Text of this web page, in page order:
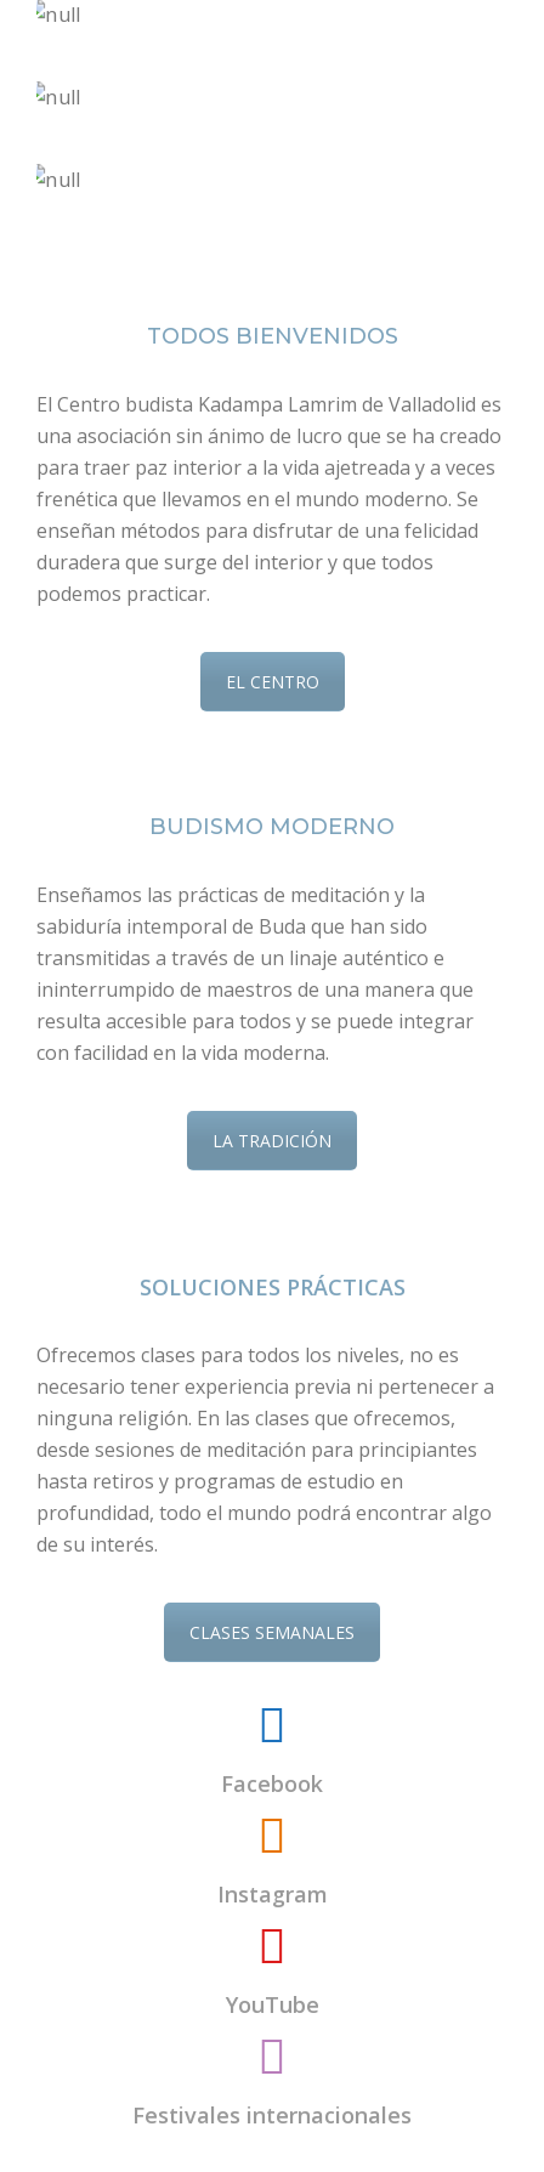
TODOS BIENVENIDOS
El Centro budista Kadampa Lamrim de Valladolid es
una asociación sin ánimo de lucro que se ha creado
para traer paz interior a la vida ajetreada y a veces
frenética que llevamos en el mundo moderno. Se
enseñan métodos para disfrutar de una felicidad
duradera que surge del interior y que todos
podemos practicar.
EL CENTRO
BUDISMO MODERNO
Enseñamos las prácticas de meditación y la
sabiduría intemporal de Buda que han sido
transmitidas a través de un linaje auténtico e
ininterrumpido de maestros de una manera que
resulta accesible para todos y se puede integrar
con facilidad en la vida moderna.
LA TRADICIÓN
SOLUCIONES PRÁCTICAS
Ofrecemos clases para todos los niveles, no es
necesario tener experiencia previa ni pertenecer a
ninguna religión. En las clases que ofrecemos,
desde sesiones de meditación para principiantes
hasta retiros y programas de estudio en
profundidad, todo el mundo podrá encontrar algo
de su interés.
CLASES SEMANALES
Facebook
Instagram
YouTube
Festivales internacionales